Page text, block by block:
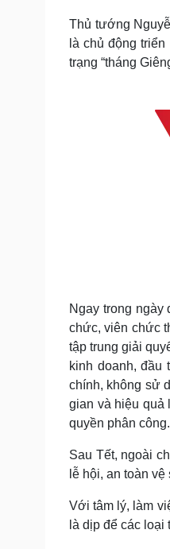
Dinh dưỡng - món
Cây thuốc
Sản phụ khoa
Làm đẹp - giảm
Phòng mạch online
Thủ tướng
là chủ động
trạng “tháng
Ngay trong
chức, viên chức
tập trung giải
kinh doanh, đầu
chính, không sử
gian và hiệu quả
quyền phân công.
Sau Tết, ngoài
lễ hội, an toàn
Với tâm lý, làm
là dịp để các